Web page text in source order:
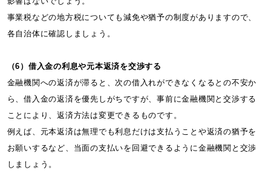
事業税などの地方税についても減免や猶予の制度がありますので、
各自治体に確認しましょう。
（6）借入金の利息や元本返済を交渉する
金融機関への返済が滞ると、次の借入れができなくなるとの不安か
ら、借入金の返済を優先しがちですが、事前に金融機関と交渉する
ことにより、返済方法は変更できるものです。
例えば、元本返済は無理でも利息だけは支払うことや返済の猶予を
お願いするなど、当面の支払いを回避できるように金融機関と交渉
しましょう。